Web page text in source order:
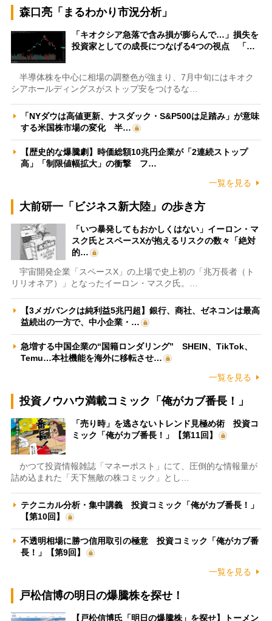
森口亮「まるわかり市況分析」
「キオクシア急落で含み損が膨らんで…」損失を
投資家としての成長につなげる4つの視点 「…
半導体株を中心に相場の調整色が強まり、7月中旬にはキオク
シアホールディングスがストップ安をつけるな…
「NYダウは高値更新、ナスダック・S&P500は足踏み」が意味
する米国株市場の変化 半…
【歴史的な爆騰劇】時価総額10兆円企業が「2連続ストップ
高」「制限値幅拡大」の衝撃 フ…
一覧を見る
大前研一「ビジネス新大陸」の歩き方
「いつ暴発してもおかしくはない」イーロン・マ
スク氏とスペースXが抱えるリスクの数々「絶対
的…
宇宙開発企業「スペースX」の上場で史上初の「兆万長者（ト
リリオネア）」となったイーロン・マスク氏。…
【3メガバンクは純利益5兆円超】銀行、商社、ゼネコンは最高
益続出の一方で、中小企業・…
急増する中国企業の“国籍ロンダリング” SHEIN、TikTok、
Temu…本社機能を海外に移転させ…
一覧を見る
投資ノウハウ満載コミック「俺がカブ番長！」
「売り時」を逃さないトレンド見極め術 投資コ
ミック「俺がカブ番長！」【第11回】
かつて投資情報雑誌「マネーポスト」にて、圧倒的な情報量が
詰め込まれた「天下無敵の株コミック」とし…
テクニカル分析・集中講義 投資コミック「俺がカブ番長！」
【第10回】
不透明相場に勝つ信用取引の極意 投資コミック「俺がカブ番
長！」【第9回】
一覧を見る
戸松信博の明日の爆騰株を探せ！
【戸松信博氏「明日の爆騰株」を探せ】トーメン